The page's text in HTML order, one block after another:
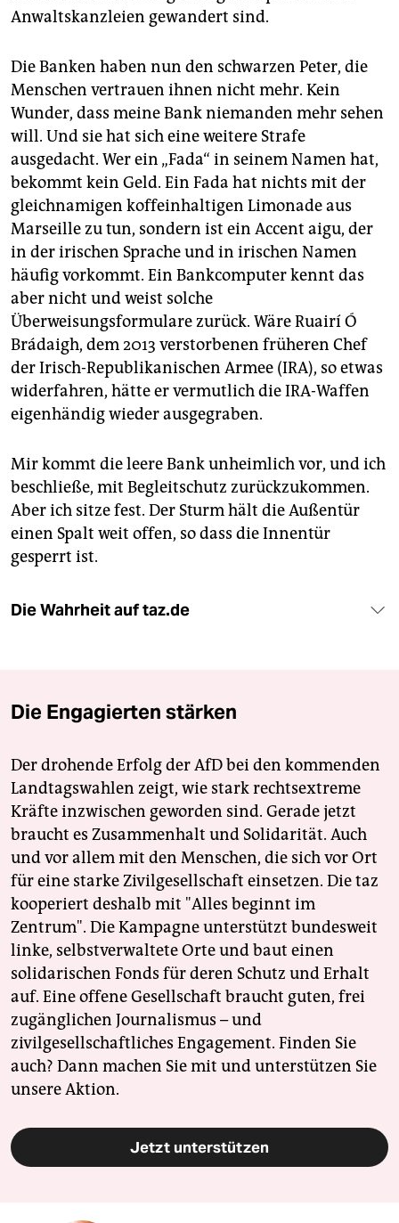
Anwaltskanzleien gewandert sind.
Die Banken haben nun den schwarzen Peter, die
Menschen vertrauen ihnen nicht mehr. Kein
Wunder, dass meine Bank niemanden mehr sehen
will. Und sie hat sich eine weitere Strafe
ausgedacht. Wer ein „Fada“ in seinem Namen hat,
bekommt kein Geld. Ein Fada hat nichts mit der
gleichnamigen koffeinhaltigen Limonade aus
Marseille zu tun, sondern ist ein Accent aigu, der
in der irischen Sprache und in irischen Namen
häufig vorkommt. Ein Bankcomputer kennt das
aber nicht und weist solche
Überweisungsformulare zurück. Wäre Ruairí Ó
Brádaigh, dem 2013 verstorbenen früheren Chef
der Irisch-Republikanischen Armee (IRA), so etwas
widerfahren, hätte er vermutlich die IRA-Waffen
eigenhändig wieder ausgegraben.
Mir kommt die leere Bank unheimlich vor, und ich
beschließe, mit Begleitschutz zurückzukommen.
Aber ich sitze fest. Der Sturm hält die Außentür
einen Spalt weit offen, so dass die Innentür
gesperrt ist.
Die Wahrheit auf taz.de
Die Engagierten stärken
Der drohende Erfolg der AfD bei den kommenden
Landtagswahlen zeigt, wie stark rechtsextreme
Kräfte inzwischen geworden sind. Gerade jetzt
braucht es Zusammenhalt und Solidarität. Auch
und vor allem mit den Menschen, die sich vor Ort
für eine starke Zivilgesellschaft einsetzen. Die taz
kooperiert deshalb mit "Alles beginnt im
Zentrum". Die Kampagne unterstützt bundesweit
linke, selbstverwaltete Orte und baut einen
solidarischen Fonds für deren Schutz und Erhalt
auf. Eine offene Gesellschaft braucht guten, frei
zugänglichen Journalismus – und
zivilgesellschaftliches Engagement. Finden Sie
auch? Dann machen Sie mit und unterstützen Sie
unsere Aktion.
Jetzt unterstützen